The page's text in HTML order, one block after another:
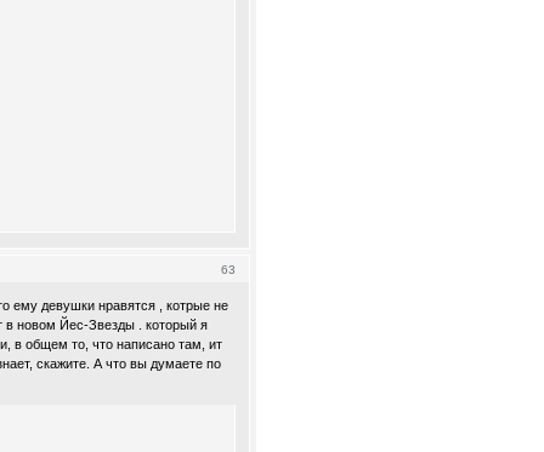
63
ему девушки нравятся , котрые не
в новом Йес-Звезды . который я
в общем то, что написано там, ит
скажите. А что вы думаете по